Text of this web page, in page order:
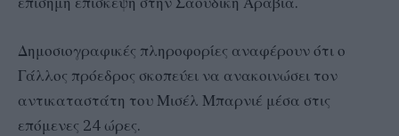
Δημοσιογραφικές πληροφορίες αναφέρουν ότι ο
Γάλλος πρόεδρος σκοπεύει να ανακοινώσει τον
αντικαταστάτη του Μισέλ Μπαρνιέ μέσα στις
επόμενες 24 ώρες.